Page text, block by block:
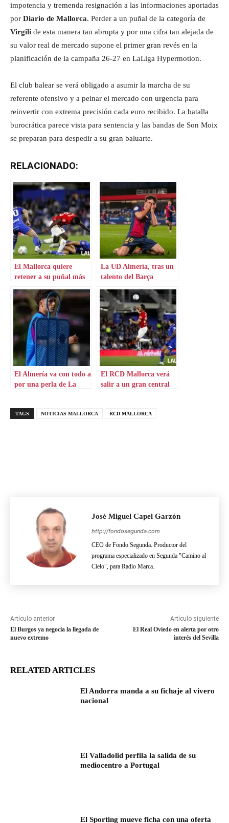
impotencia y tremenda resignación a las informaciones aportadas
por Diario de Mallorca. Perder a un puñal de la categoría de
Virgili de esta manera tan abrupta y por una cifra tan alejada de
su valor real de mercado supone el primer gran revés en la
planificación de la campaña 26-27 en LaLiga Hypermotion.
El club balear se verá obligado a asumir la marcha de su
referente ofensivo y a peinar el mercado con urgencia para
reinvertir con extrema precisión cada euro recibido. La batalla
burocrática parece vista para sentencia y las bandas de Son Moix
se preparan para despedir a su gran baluarte.
RELACIONADO:
El Mallorca quiere
retener a su puñal más
La UD Almería, tras un
talento del Barça
El Almería va con todo a
por una perla de La
El RCD Mallorca verá
salir a un gran central
TAGS NOTICIAS MALLORCA RCD MALLORCA
José Miguel Capel Garzón
http://fondosegunda.com
CEO de Fondo Segunda. Productor del
programa especializado en Segunda "Camino al
Cielo", para Radio Marca.
Artículo anterior
El Burgos ya negocia la llegada de
nuevo extremo
Artículo siguiente
El Real Oviedo en alerta por otro
interés del Sevilla
RELATED ARTICLES
El Andorra manda a su fichaje al vivero
nacional
El Valladolid perfila la salida de su
mediocentro a Portugal
El Sporting mueve ficha con una oferta